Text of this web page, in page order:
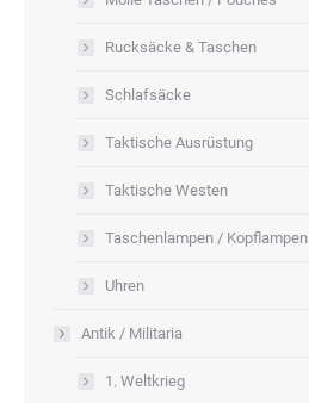
Rucksäcke & Taschen
Schlafsäcke
Taktische Ausrüstung
Taktische Westen
Taschenlampen / Kopflampen
Uhren
Antik / Militaria
1. Weltkrieg